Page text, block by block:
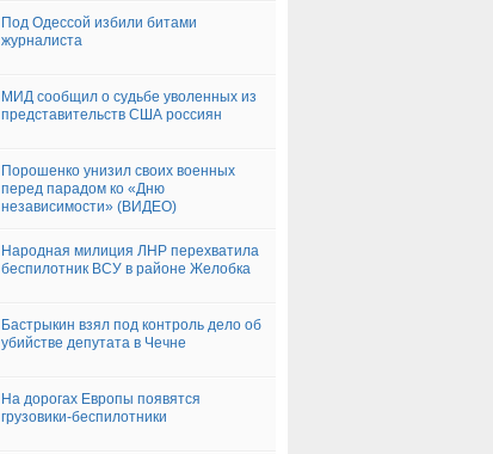
Под Одессой избили битами
журналиста
МИД сообщил о судьбе уволенных из
представительств США россиян
Порошенко унизил своих военных
перед парадом ко «Дню
независимости» (ВИДЕО)
Народная милиция ЛНР перехватила
беспилотник ВСУ в районе Желобка
Бастрыкин взял под контроль дело об
убийстве депутата в Чечне
На дорогах Европы появятся
грузовики-беспилотники